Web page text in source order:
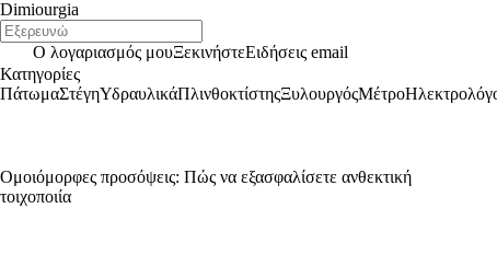
Dimiourgia
Ο λογαριασμός μουΞεκινήστεΕιδήσεις email
Κατηγορίες
ΠάτωμαΣτέγηΥδραυλικάΠλινθοκτίστηςΞυλουργόςΜέτρο
Ομοιόμορφες προσόψεις: Πώς να εξασφαλίσετε ανθεκτική
τοιχοποιία